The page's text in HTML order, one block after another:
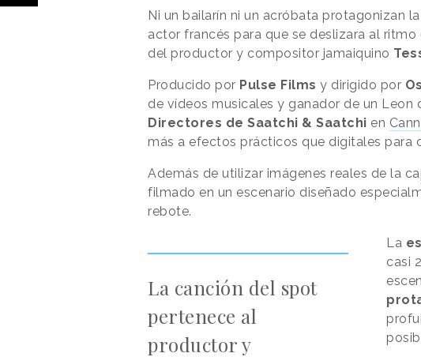
Ni un bailarín ni un acróbata protagonizan
actor francés para que se deslizara al ritmo
del productor y compositor jamaiquino
Producido por Pulse Films y dirigido por
de vídeos musicales y ganador de un Leon
Directores de Saatchi & Saatchi en
más a efectos prácticos que digitales para
Además de utilizar imágenes reales de la
filmado en un escenario diseñado
rebote.
La canción del spot
pertenece al
productor y
La
casi